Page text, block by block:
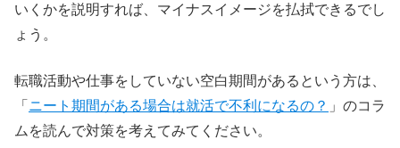
いくかを説明すれば、マイナスイメージを払拭できるでし
ょう。
転職活動や仕事をしていない空白期間があるという方は、
「 ニート期間がある場合は就活で不利になるの？ 」のコラ
ムを読んで対策を考えてみてください。